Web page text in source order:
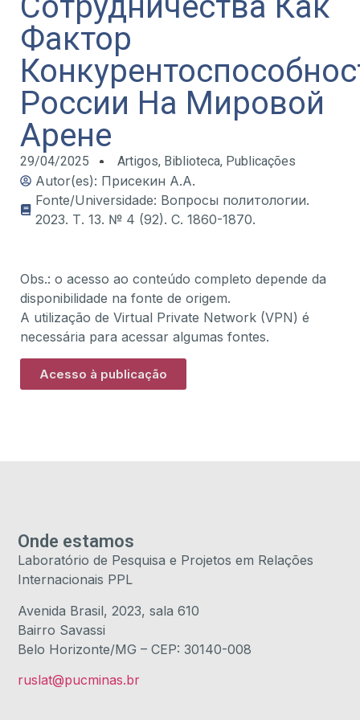
Фактор
России На Мировой
Арене
29/04/2025 Artigos, Biblioteca, Publicações
Autor(es): Присекин А.А.
Fonte/Universidade: Вопросы политологии.
2023. Т. 13. № 4 (92). С. 1860-1870.
Obs.: o acesso ao conteúdo completo depende da
disponibilidade na fonte de origem.
A utilização de Virtual Private Network (VPN) é
necessária para acessar algumas fontes.
Acesso à publicação
Onde estamos
Laboratório de Pesquisa e Projetos em Relações
Internacionais PPL
Avenida Brasil, 2023, sala 610
Bairro Savassi
Belo Horizonte/MG – CEP: 30140-008
ruslat@pucminas.br